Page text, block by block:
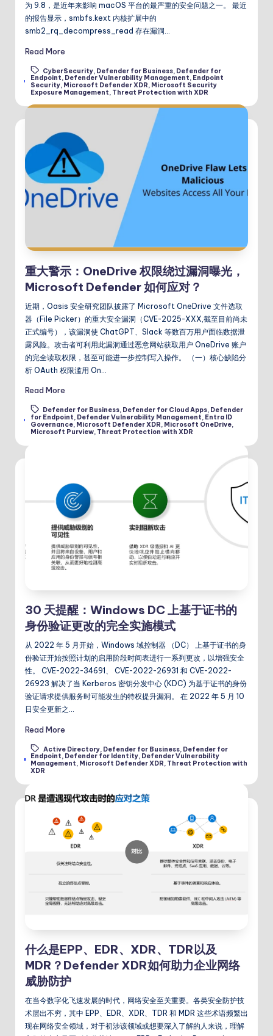
为 9.8，是近年来影响 macOS 平台的最严重的安全问题之一。 最近
的报告显示，smbfs.kext 内核扩展中的
smb2_rq_decompress_read 存在漏洞…
Read More
Tags:
CyberSecurity Defender for Business Defender for
Endpoint, Defender Vulnerability Management, Endpoint
Security, Microsoft Defender XDR, Microsoft Security
Exposure Management, Threat Protection with XDR
重大警示：OneDrive 权限绕过漏洞曝光，
Microsoft Defender 如何应对？
近期，Oasis 安全研究团队披露了 Microsoft OneDrive 文件选取
器（File Picker）的重大安全漏洞（CVE-2025-XXX,截至目前尚未
正式编号），该漏洞使 ChatGPT、Slack 等数百万用户面临数据泄
露风险。攻击者可利用此漏洞通过恶意网站获取用户 OneDrive 账户
的完全读取权限，甚至可能进一步控制写入操作。 （一）核心缺陷分
析 OAuth 权限滥用 On…
Read More
Tags:
Defender for Business, Defender for Cloud Apps, Defender
for Endpoint, Defender Vulnerability Management, Entra ID
Governance, Microsoft Defender XDR, Microsoft OneDrive,
Microsoft Purview, Threat Protection with XDR
30 天提醒：Windows DC 上基于证书的
身份验证更改的完全实施模式
从 2022 年 5 月开始，Windows 域控制器 （DC） 上基于证书的身
份验证开始按照计划的启用阶段时间表进行一系列更改，以增强安全
性。 CVE-2022-34691、 CVE-2022-26931 和 CVE-2022-
26923 解决了当 Kerberos 密钥分发中心 (KDC) 为基于证书的身份
验证请求提供服务时可能发生的特权提升漏洞。 在 2022 年 5 月 10
日安全更新之…
Read More
Tags:
Active Directory, Defender for Business, Defender for
Endpoint, Defender for Identity, Defender Vulnerability
Management, Microsoft Defender XDR, Threat Protection with
XDR
什么是EPP、EDR、XDR、TDR以及
MDR？Defender XDR如何助力企业网络
威胁防护
在当今数字化飞速发展的时代，网络安全至关重要。各类安全防护技
术层出不穷，其中 EPP、EDR、XDR、TDR 和 MDR 这些术语频繁出
现在网络安全领域，对于初涉该领域或想要深入了解的人来说，理解